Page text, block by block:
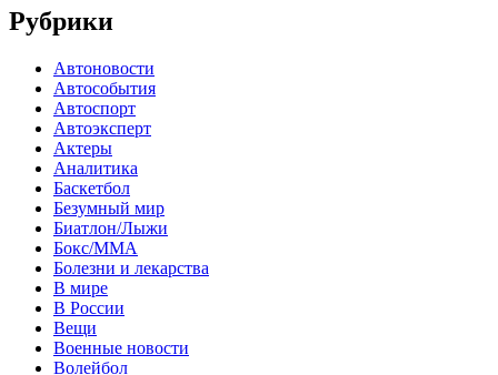
Рубрики
Автоновости
Автособытия
Автоспорт
Автоэксперт
Актеры
Аналитика
Баскетбол
Безумный мир
Биатлон/Лыжи
Бокс/MMA
Болезни и лекарства
В мире
В России
Вещи
Военные новости
Волейбол